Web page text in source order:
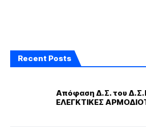
Recent Posts
Απόφαση Δ.Σ. του Δ.Σ.Π. ΓΙΑ ΤΙΣ
ΕΛΕΓΚΤΙΚΕΣ